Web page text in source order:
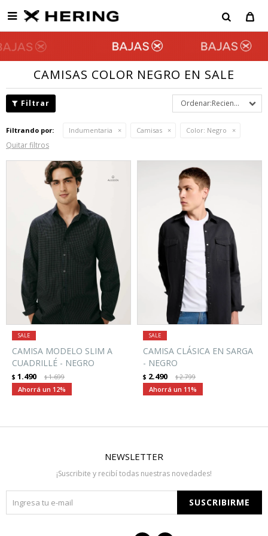

CAMISAS COLOR NEGRO EN SALE
Recientes
Filtrando por: Indumentaria Camisas Color: Negro
Quitar filtros
CAMISA MODELO SLIM A
CUADRILLÉ - NEGRO
$ 1.490 $1.699
12
CAMISA CLÁSICA EN SARGA
- NEGRO
$ 2.490 $2.799
11
NEWSLETTER
¡Suscribite y recibí todas nuestras novedades!
SUSCRIBIRME